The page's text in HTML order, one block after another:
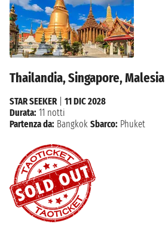
Thailandia, Singapore, Malesia
STAR SEEKER| 11 DIC 2028
Durata: 11 notti
Partenza da: Bangkok Sbarco: Phuket